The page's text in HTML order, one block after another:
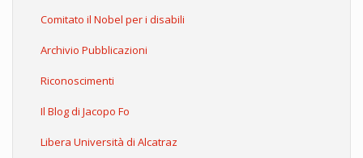
Comitato il Nobel per i disabili
Archivio Pubblicazioni
Riconoscimenti
Il Blog di Jacopo Fo
Libera Università di Alcatraz